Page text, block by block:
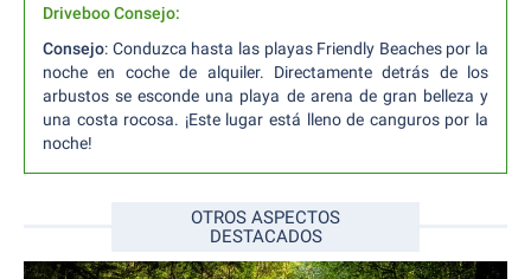
Driveboo Consejo:
Consejo: Conduzca hasta las playas Friendly Beaches por la
noche en coche de alquiler. Directamente detrás de los
arbustos se esconde una playa de arena de gran belleza y
una costa rocosa. ¡Este lugar está lleno de canguros por la
noche!
OTROS ASPECTOS
DESTACADOS